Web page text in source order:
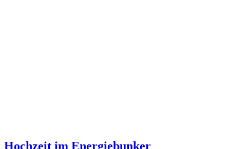
Hochzeit im Energiebunker